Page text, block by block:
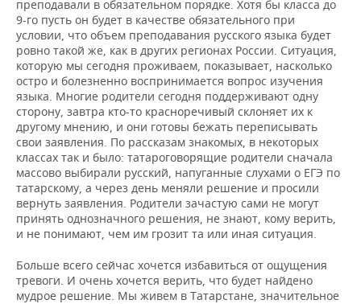
преподавали в обязательном порядке. Хотя бы класса до
9-го пусть он будет в качестве обязательного при
условии, что объем преподавания русского языка будет
ровно такой же, как в других регионах России. Ситуация,
которую мы сегодня проживаем, показывает, насколько
остро и болезненно воспринимается вопрос изучения
языка. Многие родители сегодня поддерживают одну
сторону, завтра кто-то красноречивый склоняет их к
другому мнению, и они готовы бежать переписывать
свои заявления. По рассказам знакомых, в некоторых
классах так и было: татароговорящие родители сначала
массово выбирали русский, напуганные слухами о ЕГЭ по
татарскому, а через день меняли решение и просили
вернуть заявления. Родители зачастую сами не могут
принять однозначного решения, не знают, кому верить,
и не понимают, чем им грозит та или иная ситуация.
Больше всего сейчас хочется избавиться от ощущения
тревоги. И очень хочется верить, что будет найдено
мудрое решение. Мы живем в Татарстане, значительное